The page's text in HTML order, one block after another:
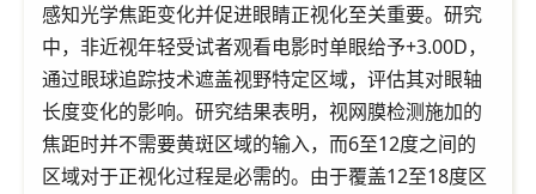
感知光学焦距变化并促进眼睛正视化至关重要。研究
中，非近视年轻受试者观看电影时单眼给予+3.00D，
通过眼球追踪技术遮盖视野特定区域，评估其对眼轴
长度变化的影响。研究结果表明，视网膜检测施加的
焦距时并不需要黄斑区域的输入，而6至12度之间的
区域对于正视化过程是必需的。由于覆盖12至18度区